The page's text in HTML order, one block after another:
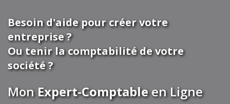
Besoin d'aide pour créer votre
entreprise ?
Ou tenir la comptabilité de votre
société ?
MonExpert-Comptableen Ligne